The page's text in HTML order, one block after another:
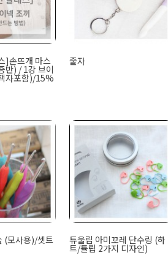
]손뜨개 마스
반) / 1강 브이
자포함)/15%
줄자
(모사용)/셋트 튜울립 아미꼬레 단수링 (하
트/튤립 2가지 디자인)